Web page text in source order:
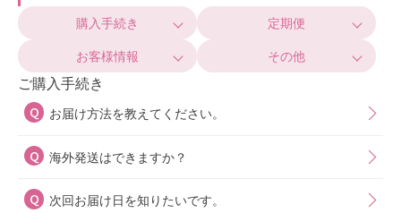
購入手続き
定期便
お客様情報
その他
ご購入手続き
お届け方法を教えてください。
海外発送はできますか？
次回お届け日を知りたいです。